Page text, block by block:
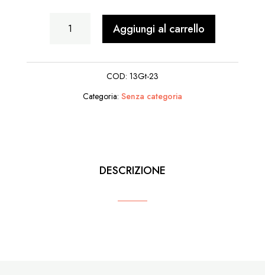
CartomanteAggiungi al carrello
COD: 13Gt-23
Categoria: Senza categoria
DESCRIZIONE